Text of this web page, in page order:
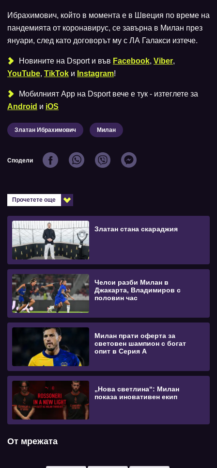
Ибрахимович, който в момента е в Швеция по време на
пандемията от коронавирус, се завърна в Милан през
януари, след като договорът му с ЛА Галакси изтече.
Новините на Dsport и във Facebook, Viber,
YouTube, TikTok и Instagram!
Мобилният Аpp на Dsport вече е тук - изтеглете за
Android и iOS
Златан Ибрахимович Милан
Сподели
Прочетете още
Златан стана скараджия
Челси разби Милан в
Джакарта, Владимиров с
половин час
Милан прати оферта за
световен шампион с богат
опит в Серия А
„Нова светлина“: Милан
показа иновативен екип
От мрежата